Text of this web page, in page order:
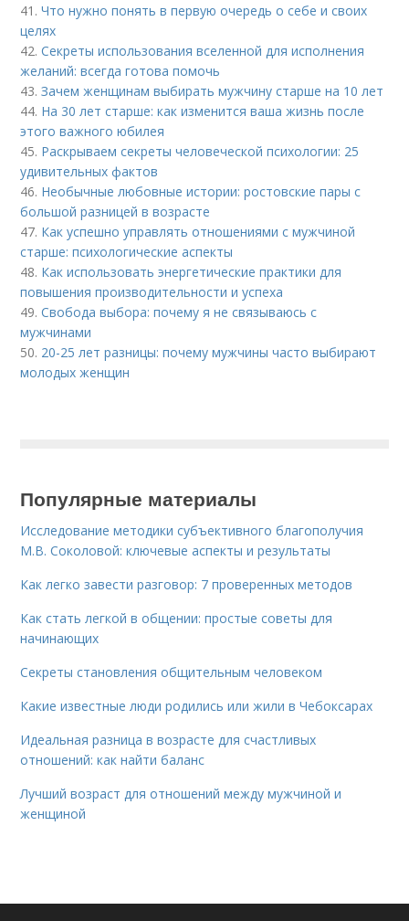
41.Что нужно понять в первую очередь о себе и своих
целях
42.Секреты использования вселенной для исполнения
желаний: всегда готова помочь
43.Зачем женщинам выбирать мужчину старше на 10 лет
44. На 30 лет старше: как изменится ваша жизнь после
этого важного юбилея
45. Раскрываем секреты человеческой психологии: 25
удивительных фактов
46. Необычные любовные истории: ростовские пары с
большой разницей в возрасте
47. Как успешно управлять отношениями с мужчиной
старше: психологические аспекты
48. Как использовать энергетические практики для
повышения производительности и успеха
49.Свобода выбора: почему я не связываюсь с
мужчинами
50. 20-25 лет разницы: почему мужчины часто выбирают
молодых женщин
Популярные материалы
Исследование методики субъективного благополучия
М.В. Соколовой: ключевые аспекты и результаты
Как легко завести разговор: 7 проверенных методов
Как стать легкой в общении: простые советы для
начинающих
Секреты становления общительным человеком
Какие известные люди родились или жили в Чебоксарах
Идеальная разница в возрасте для счастливых
отношений: как найти баланс
Лучший возраст для отношений между мужчиной и
женщиной